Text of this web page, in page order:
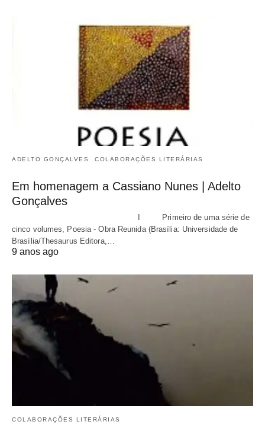
ADELTO GONÇALVES COLABORAÇÕES LITERÁRIAS
Em homenagem a Cassiano Nunes | Adelto
Gonçalves
I Primeiro de uma série de
cinco volumes, Poesia - Obra Reunida (Brasília: Universidade de
Brasília/Thesaurus Editora,…
9 anos ago
COLABORAÇÕES LITERÁRIAS